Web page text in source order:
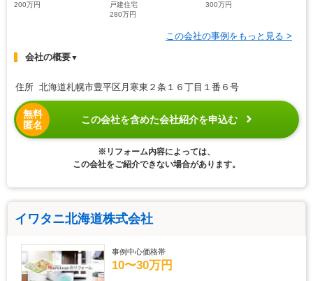
200万円
戸建住宅
280万円
300万円
この会社の事例をもっと見る >
会社の概要▼
住所 北海道札幌市豊平区月寒東２条１６丁目１番６号
無料
匿名
この会社を含めた会社紹介を申込む
※リフォーム内容によっては、
この会社をご紹介できない場合があります。
イワタニ北海道株式会社
事例中心価格帯
10〜30万円